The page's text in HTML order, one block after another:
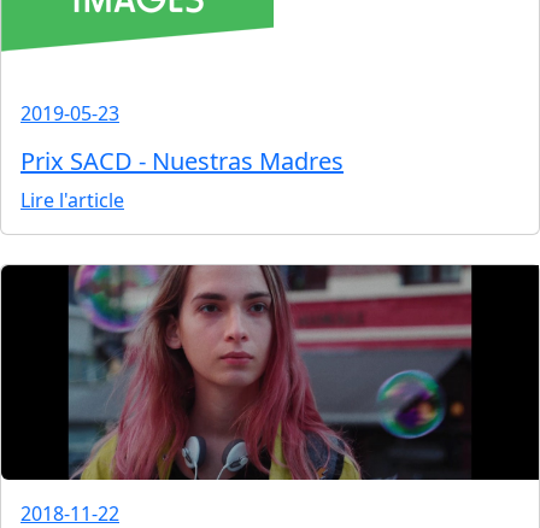
2019-05-23
Prix SACD - Nuestras Madres
Lire l'article
2018-11-22